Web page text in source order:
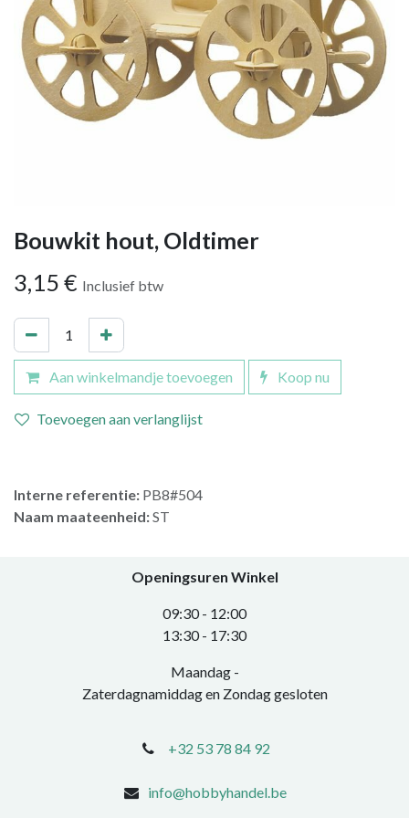
Bouwkit hout, Oldtimer
3,15 € Inclusief btw
Aan winkelmandje toevoegen Koop nu
Toevoegen aan verlanglijst
Interne referentie: PB8#504
Naam maateenheid:ST
Openingsuren Winkel
0​9:30 - 12:00
​13:30 - 17:30​
Maandag -
Zaterdagnamiddag en Zondag gesloten
+32 53 78 84 92
info@hobbyhandel.be